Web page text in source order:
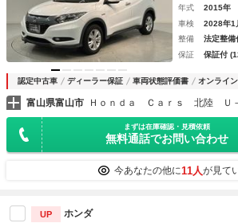
年式 2015年
車検
2028年1
整備
法定整備
保証
保証付
認定中古車 ディーラー保証 車両状態評価書 オンライン
富山県富山市 Ｈｏｎｄａ Ｃａｒｓ 北陸 Ｕ
まずは在庫確認・見積依頼
無料通話でお問い合わせ
今あなたの他に11人が見て
UP ホンダ